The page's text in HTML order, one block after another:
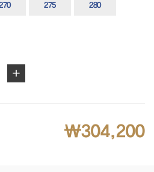
275 280
+
₩304,200